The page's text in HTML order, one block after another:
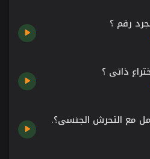
مع التحرش الجنسي؟.